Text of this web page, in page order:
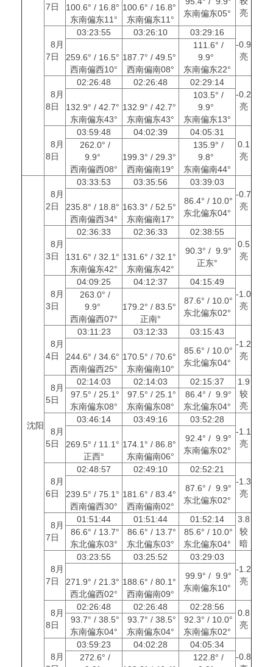
7日
亮
100.6° / 16.8°
东南偏东11°
100.6° / 16.8°
东南偏东11°
东南偏东05°
8月
7日
03:23:55 03:26:10
03:29:16
-0.9
亮
259.6° / 16.5°
西南偏西10°
187.7° / 49.5°
西南偏南08°
111.6° /
9.9°
东南偏东22°
8月
8日
02:26:48 02:26:48
02:29:14
-0.2
亮
132.9° / 42.7°
东南偏东43°
132.9° / 42.7°
东南偏东43°
103.5° /
9.9°
东南偏东13°
8月
8日
03:59:48 04:02:39
04:05:31
0.1
亮
262.0° /
9.9°
西南偏西08°
199.3° / 29.3°
西南偏南19°
135.9° /
9.8°
东南偏南44°
沈阳
8月
2日
03:33:53 03:35:56
03:39:03
-0.7
亮
235.8° / 18.8°
西南偏西34°
163.3° / 52.5°
东南偏南17°
86.4° / 10.0°
东北偏东04°
8月
3日
02:36:33 02:36:33
02:38:55
0.5
亮
131.6° / 32.1°
东南偏东42°
131.6° / 32.1°
东南偏东42°
90.3° / 9.9°
正东°
8月
3日
04:09:25 04:12:37
04:15:49
-1.0
亮
263.0° /
9.9°
西南偏西07°
179.2° / 83.5°
正南°
87.6° / 10.0°
东北偏东02°
8月
4日
03:11:23 03:12:33
03:15:43
-1.2
亮
244.6° / 34.6°
西南偏西25°
170.5° / 70.6°
东南偏南10°
85.6° / 10.0°
东北偏东04°
8月
5日
02:14:03 02:14:03 02:15:37
1.9
较
亮
97.5° / 25.1°
东南偏东08°
97.5° / 25.1°
东南偏东08°
86.4° / 9.9°
东北偏东04°
8月
5日
03:46:14 03:49:16
03:52:28
-1.1
亮
269.5° / 11.1°
正西°
174.1° / 86.8°
东南偏南06°
92.4° / 9.9°
东南偏东02°
8月
6日
02:48:57 02:49:10
02:52:21
-1.3
亮
239.5° / 75.1°
西南偏西30°
181.6° / 83.4°
西南偏南02°
87.6° / 9.9°
东北偏东02°
8月
7日
01:51:44 01:51:44 01:52:14
3.8
较
暗
86.6° / 13.7°
东北偏东03°
86.6° / 13.7°
东北偏东03°
85.6° / 10.0°
东北偏东04°
8月
7日
03:23:55 03:25:52
03:29:03
-1.2
亮
271.9° / 21.3°
西北偏西02°
188.6° / 80.1°
西南偏南09°
99.9° / 9.9°
东南偏东10°
8月
8日
02:26:48 02:26:48 02:28:56
0.8
亮
93.7° / 38.5°
东南偏东04°
93.7° / 38.5°
东南偏东04°
92.3° / 10.0°
东南偏东02°
8月
03:59:23 04:02:28
04:05:34
-0.8
272.6° /
122.8° /